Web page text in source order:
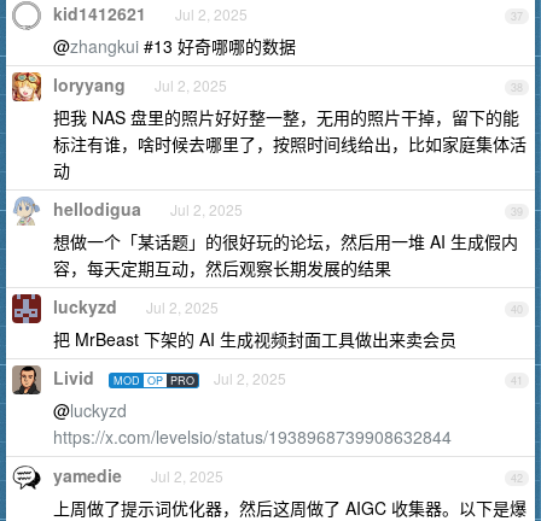
37
kid1412621 Jul 2, 2025
@zhangkui #13 好奇哪哪的数据
38
loryyang Jul 2, 2025
把我 NAS 盘里的照片好好整一整，无用的照片干掉，留下的能
标注有谁，啥时候去哪里了，按照时间线给出，比如家庭集体活
动
39
hellodigua Jul 2, 2025
想做一个「某话题」的很好玩的论坛，然后用一堆 AI 生成假内
容，每天定期互动，然后观察长期发展的结果
40
luckyzd Jul 2, 2025
把 MrBeast 下架的 AI 生成视频封面工具做出来卖会员
41
Livid MOD OP PRO Jul 2, 2025
@luckyzd
https://x.com/levelsio/status/1938968739908632844
42
yamedie Jul 2, 2025
上周做了提示词优化器，然后这周做了 AIGC 收集器。以下是爆